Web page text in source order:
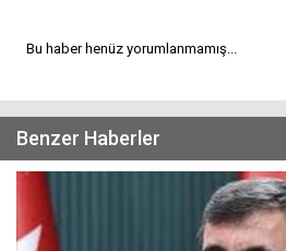
Bu haber henüz yorumlanmamış...
Benzer Haberler